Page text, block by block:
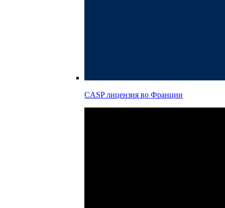
CASP лицензия во Франции